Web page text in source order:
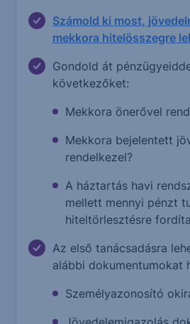
Számold ki most,
mekkora hitelösszegre
Gondold át
következőket:
Mekkora önerővel
Mekkora bejelentett
rendelkezel?
A háztartás havi
mellett mennyi pénzt
hiteltörlesztésre
Az első tanácsadásra
alábbi dokumentumokat
Személyazonosító